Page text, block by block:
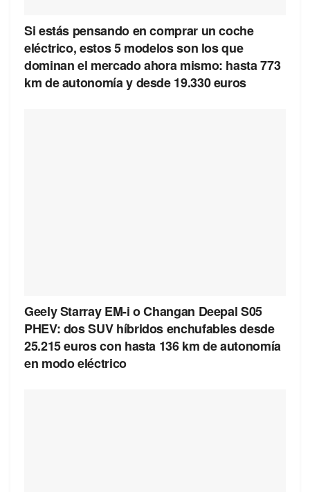
Si estás pensando en comprar un coche
eléctrico, estos 5 modelos son los que
dominan el mercado ahora mismo: hasta 773
km de autonomía y desde 19.330 euros
Geely Starray EM-i o Changan Deepal S05
PHEV: dos SUV híbridos enchufables desde
25.215 euros con hasta 136 km de autonomía
en modo eléctrico